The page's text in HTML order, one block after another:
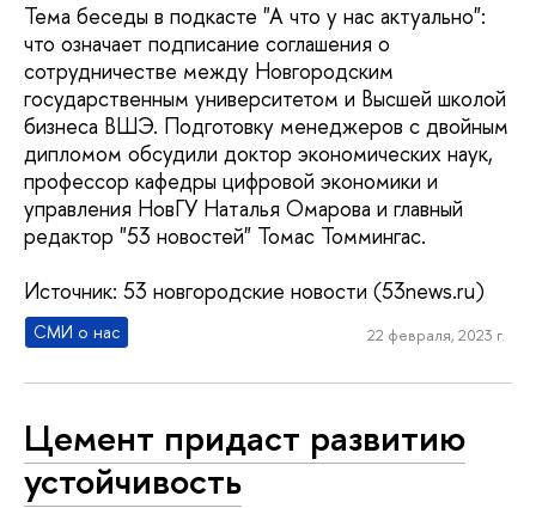
Тема беседы в подкасте "А что у нас актуально":
что означает подписание соглашения о
сотрудничестве между Новгородским
государственным университетом и Высшей школой
бизнеса ВШЭ. Подготовку менеджеров с двойным
дипломом обсудили доктор экономических наук,
профессор кафедры цифровой экономики и
управления НовГУ Наталья Омарова и главный
редактор "53 новостей" Томас Томмингас.
Источник: 53 новгородские новости (53news.ru)
СМИ о нас 22 февраля, 2023 г.
Цемент придаст развитию
устойчивость